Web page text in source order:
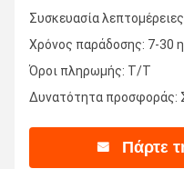
Συσκευασία
Χρόνος παράδοσης: 7-30
Όροι πληρωμής: T/T
Δυνατότητα προσφοράς:
Πάρτε